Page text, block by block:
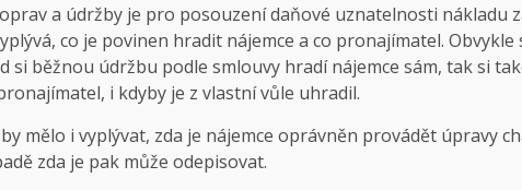
a údržby je pro posouzení daňové uznatelnosti nákladu
co je povinen hradit nájemce a co pronajímatel.
si běžnou údržbu podle smlouvy hradí nájemce sám, tak si
i kdyby je z vlastní vůle uhradil.
mělo i vyplývat, zda je nájemce oprávněn provádět úpravy
zda je pak může odepisovat.